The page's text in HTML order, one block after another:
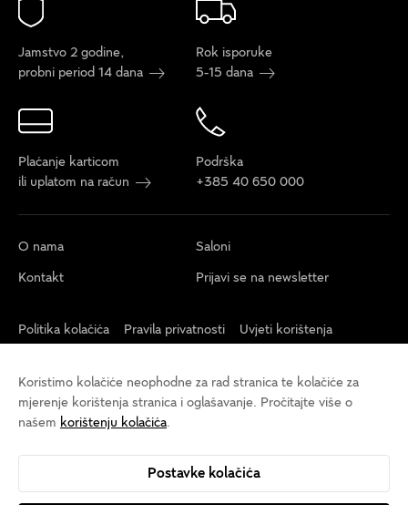
Koristimo kolačiće neophodne za rad stranica te kolačiće za
mjerenje korištenja stranica i oglašavanje. Pročitajte više o
našem korištenju kolačića.
Postavke kolačića
Jamstvo 2 godine,
probni period 14 dana
Rok isporuke
5-15 dana
Plaćanje karticom
ili uplatom na račun
Podrška
+385 40 650 000
O nama
Saloni
Kontakt
Prijavi se na newsletter
Politika kolačića Pravila privatnosti
Uvjeti korištenja
Opći uvjeti veleprodaja